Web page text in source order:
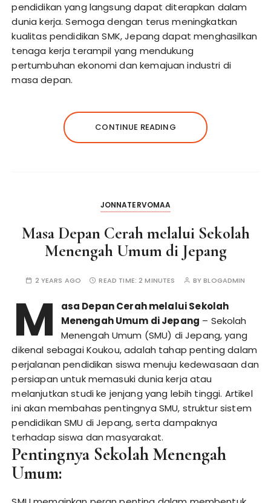
pendidikan yang langsung dapat diterapkan dalam
dunia kerja. Semoga dengan terus meningkatkan
kualitas pendidikan SMK, Jepang dapat menghasilkan
tenaga kerja terampil yang mendukung
pertumbuhan ekonomi dan kemajuan industri di
masa depan.
CONTINUE READING
JONNATERVOMAA
Masa Depan Cerah melalui Sekolah
Menengah Umum di Jepang
2 YEARS AGO READ TIME:2 MINUTES BYBLOGADMIN
M
asa Depan Cerah melalui Sekolah
Menengah Umum di Jepang – Sekolah
Menengah Umum (SMU) di Jepang, yang
dikenal sebagai Koukou, adalah tahap penting dalam
perjalanan pendidikan siswa menuju kedewasaan dan
persiapan untuk memasuki dunia kerja atau
melanjutkan studi ke jenjang yang lebih tinggi. Artikel
ini akan membahas pentingnya SMU, struktur sistem
pendidikan SMU di Jepang, serta dampaknya
terhadap siswa dan masyarakat.
Pentingnya Sekolah Menengah
Umum: